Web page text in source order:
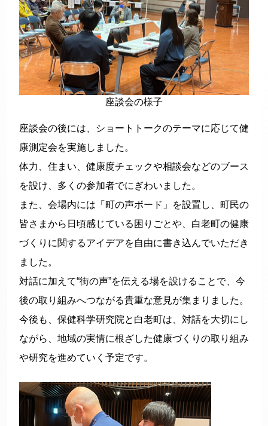
座談会の様子
座談会の後には、ショートトークのテーマに応じて健
康測定会を実施しました。
体力、住まい、健康度チェックや相談会などのブース
を設け、多くの参加者でにぎわいました。
また、会場内には「町の声ボード」を設置し、町民の
皆さまから日頃感じている困りごとや、白老町の健康
づくりに関するアイデアを自由に書き込んでいただき
ました。
対話に加えて“街の声”を伝える場を設けることで、今
後の取り組みへつながる貴重な意見が集まりました。
今後も、保健科学研究院と白老町は、対話を大切にし
ながら、地域の実情に根ざした健康づくりの取り組み
や研究を進めていく予定です。